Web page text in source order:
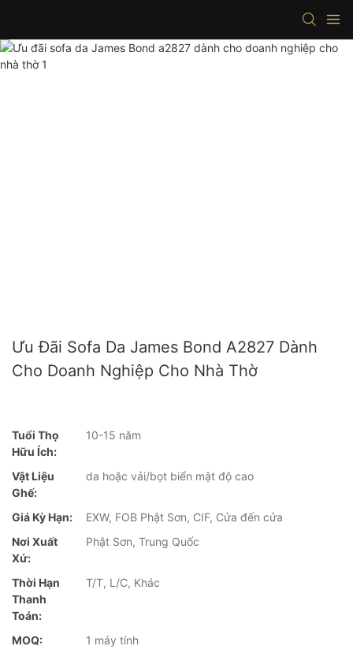
Ưu Đãi Sofa Da James Bond A2827 Dành
Cho Doanh Nghiệp Cho Nhà Thờ
Tuổi Thọ
Hữu Ích:
10-15 năm
Vật Liệu
Ghế:
da hoặc vải/bọt biển mật độ cao
Giá Kỳ Hạn:
EXW, FOB Phật Sơn, CIF, Cửa đến cửa
Nơi Xuất
Xứ:
Phật Sơn, Trung Quốc
Thời Hạn
Thanh
Toán:
T/T, L/C, Khác
MOQ:
1 máy tính